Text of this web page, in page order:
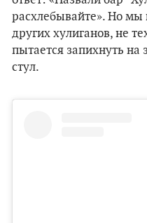
расхлебывайте». Но мы
других хулиганов, не
пытается запихнуть
стул.